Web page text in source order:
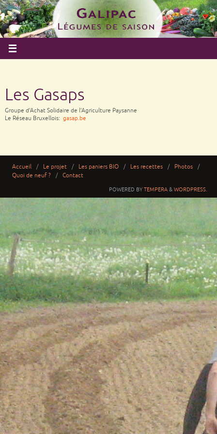
Les Gasaps
Groupe d’Achat Solidaire de l’Agriculture Paysanne
Le Réseau Bruxellois: gasap.be
Accueil Le projet Les paniers BIO Les recettes
Photos
Quoi de neuf ?
Contact
POWERED BY TEMPERA & WORDPRESS.